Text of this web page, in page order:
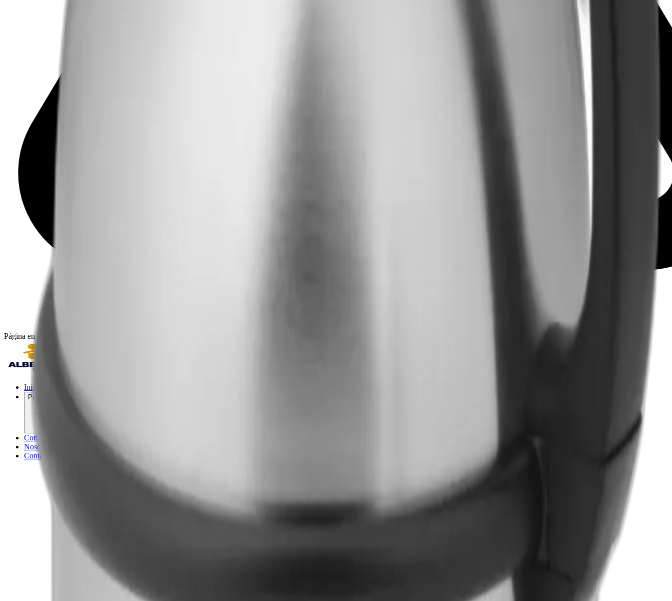
Página en mantenimiento: seguimos actualizando catálogo, imágenes y contenido para brindarte una mejor experiencia
Inicio
Productos
Cotización
Nosotros
Contacto